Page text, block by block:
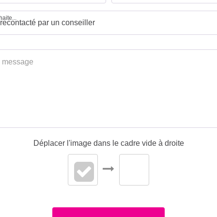
Déplacer l'image dans le cadre vide à droite